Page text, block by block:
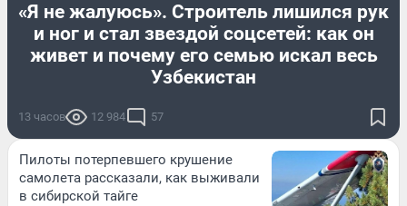
«Я не жалуюсь». Строитель лишился рук
и ног и стал звездой соцсетей: как он
живет и почему его семью искал весь
Узбекистан
13 часов 12 984 57
Пилоты потерпевшего крушение
самолета рассказали, как выживали
в сибирской тайге